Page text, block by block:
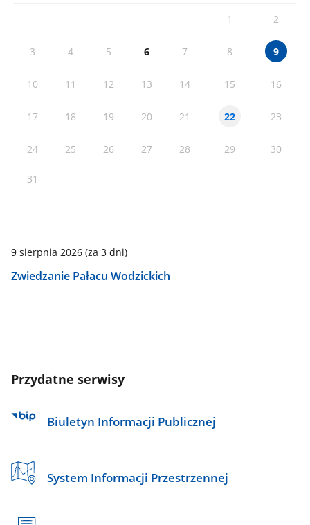
1 2
3 4 5 6 7 8 9
10 11 12 13 14 15 16
17 18 19 20 21 22 23
24 25 26 27 28 29 30
31
9 sierpnia 2026(za 3 dni)
Zwiedzanie Pałacu Wodzickich
Przydatne serwisy
Biuletyn Informacji Publicznej
System Informacji Przestrzennej